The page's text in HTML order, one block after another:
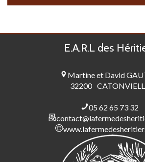
E.A.R.L des
Martine et David
32200
05 62 65 73 32